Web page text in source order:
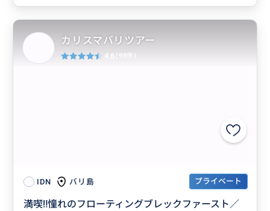
IDN バリ島 プライベート
満喫‼️憧れのフローティングブレックファースト／
カリスマバリツアー
4.6 (98件)